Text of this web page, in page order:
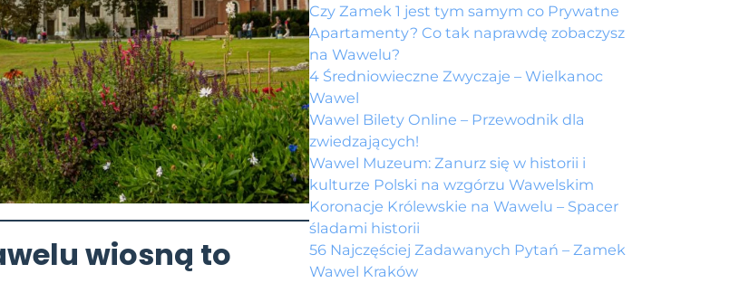
wiosną to
Czy Zamek 1 jest tym samym co Prywatne
Apartamenty? Co tak naprawdę zobaczysz
na Wawelu?
4 Średniowieczne Zwyczaje – Wielkanoc
Wawel
Wawel Bilety Online – Przewodnik dla
zwiedzających!
Wawel Muzeum: Zanurz się w historii i
kulturze Polski na wzgórzu Wawelskim
Koronacje Królewskie na Wawelu – Spacer
śladami historii
56 Najczęściej Zadawanych Pytań – Zamek
Wawel Kraków